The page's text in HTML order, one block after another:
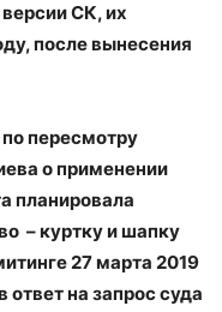
СК, их
после вынесения
пересмотру
о применении
планировала
– куртку и шапку
27 марта 2019
на запрос суда